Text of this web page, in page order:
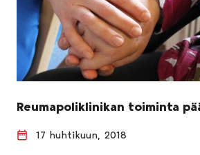
Reumapoliklinikan toiminta
17 huhtikuun, 2018